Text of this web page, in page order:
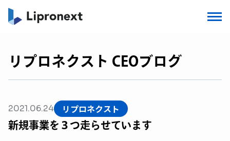
リプロネクスト CEOブログ
2021.06.24 リプロネクスト
新規事業を３つ走らせています